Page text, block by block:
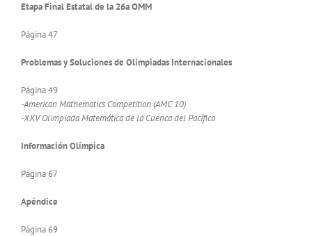
Etapa Final Estatal de la 26a OMM
Página 47
Problemas y Soluciones de Olimpiadas Internacionales
Página 49
-American Mathematics Competition (AMC 10)
-XXV Olimpiada Matemática de la Cuenca del Pacífico
Información Olímpica
Página 67
Apéndice
Página 69